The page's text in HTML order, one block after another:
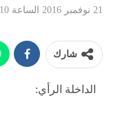
21 نوفمبر 2016 الساعة 10 و 04 دقيقة
شارك
الداخلة الرأي: